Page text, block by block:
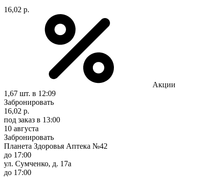
16,02 р.
Акции
1,67 шт. в 12:09
Забронировать
16,02 р.
под заказ в 13:00
10 августа
Забронировать
Планета Здоровья Аптека №42
до 17:00
ул. Сумченко, д. 17а
до 17:00